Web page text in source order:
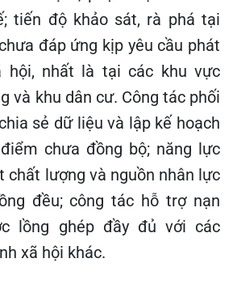
tiến độ khảo sát, rà phá tại
đáp ứng kịp yêu cầu phát
hội, nhất là tại các khu vực
và khu dân cư. Công tác phối
sẻ dữ liệu và lập kế hoạch
chưa đồng bộ; năng lực
chất lượng và nguồn nhân lực
đều; công tác hỗ trợ nạn
lồng ghép đầy đủ với các
xã hội khác.